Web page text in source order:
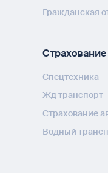
Гражданская
Спецтехника
Жд транспорт
Страхование
Водный